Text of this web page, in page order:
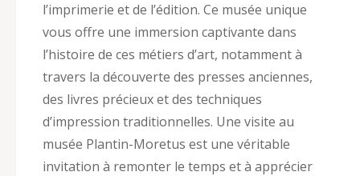
l’imprimerie et de l’édition. Ce musée unique
vous offre une immersion captivante dans
l’histoire de ces métiers d’art, notamment à
travers la découverte des presses anciennes,
des livres précieux et des techniques
d’impression traditionnelles. Une visite au
musée Plantin-Moretus est une véritable
invitation à remonter le temps et à apprécier